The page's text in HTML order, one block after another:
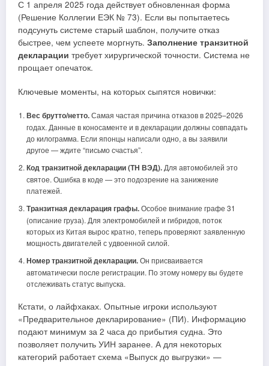
С 1 апреля 2025 года действует обновленная форма
(Решение Коллегии ЕЭК № 73). Если вы попытаетесь
подсунуть системе старый шаблон, получите отказ
быстрее, чем успеете моргнуть. Заполнение транзитной
декларации требует хирургической точности. Система не
прощает опечаток.
Ключевые моменты, на которых сыпятся новички:
Вес брутто/нетто.Самая частая причина отказов в 2025–2026
годах. Данные в коносаменте и в декларации должны совпадать
до килограмма. Если японцы написали одно, а вы заявили
другое — ждите “письмо счастья”.
Код транзитной декларации (ТН ВЭД).Для автомобилей это
святое. Ошибка в коде — это подозрение на занижение
платежей.
Транзитная декларация графы.Особое внимание графе 31
(описание груза). Для электромобилей и гибридов, поток
которых из Китая вырос кратно, теперь проверяют заявленную
мощность двигателей с удвоенной силой.
Номер транзитной декларации.Он присваивается
автоматически после регистрации. По этому номеру вы будете
отслеживать статус выпуска.
Кстати, о лайфхаках. Опытные игроки используют
«Предварительное декларирование» (ПИ). Информацию
подают минимум за 2 часа до прибытия судна. Это
позволяет получить УИН заранее. А для некоторых
категорий работает схема «Выпуск до выгрузки» —